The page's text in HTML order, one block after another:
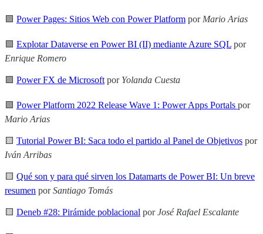
🟪 Power Pages: Sitios Web con Power Platform por Mario Arias
🟪 Explotar Dataverse en Power BI (II) mediante Azure SQL por
Enrique Romero
🟪 Power FX de Microsoft por Yolanda Cuesta
🟪 Power Platform 2022 Release Wave 1: Power Apps Portals por
Mario Arias
🟨 Tutorial Power BI: Saca todo el partido al Panel de Objetivos por
Iván Arribas
🟨 Qué son y para qué sirven los Datamarts de Power BI: Un breve
resumen porSantiago Tomás
🟨 Deneb #28: Pirámide poblacional porJosé Rafael Escalante